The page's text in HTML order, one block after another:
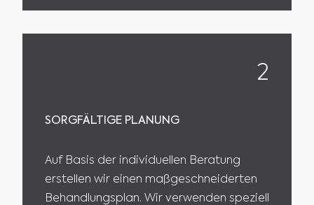
2
SORGFÄLTIGE PLANUNG
Auf Basis der individuellen Beratung
erstellen wir einen maßgeschneiderten
Behandlungsplan. Wir verwenden speziell